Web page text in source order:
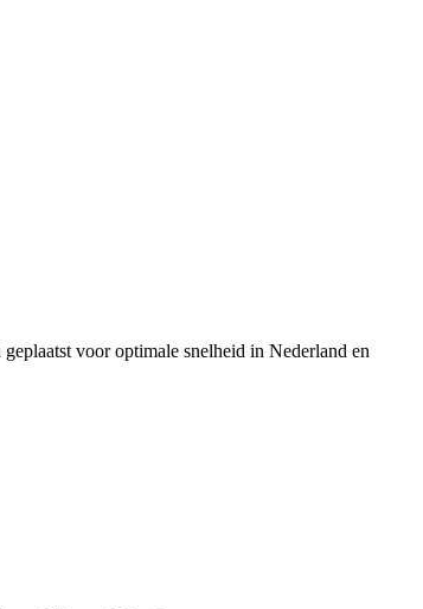
voor optimale snelheid in Nederland en